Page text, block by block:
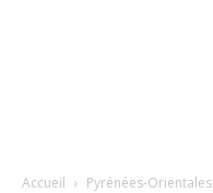
Accueil Pyrénées-Orientales